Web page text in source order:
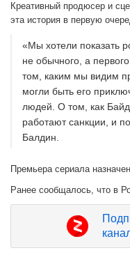
Креативный продюсер и
эта история в первую
«Мы хотели показать
не обычного, а
том, каким мы видим
могли быть его
людей. О том, как
работают санкции, и
Балдин.
Премьера сериала
Ранее сообщалось, что в